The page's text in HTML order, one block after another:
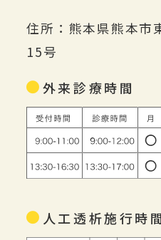
住所：熊本県熊本市
15号
外来診療時間
人工透析施行時間